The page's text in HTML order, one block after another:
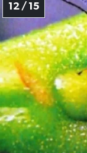
12 / 15